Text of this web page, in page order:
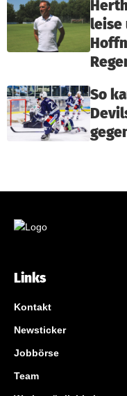
leise
So
Links
Kontakt
Newsticker
Jobbörse
Team